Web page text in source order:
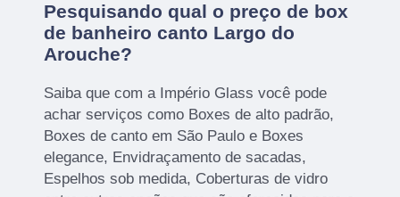
Pesquisando qual o preço de box
de banheiro canto Largo do
Arouche?
Saiba que com a Império Glass você pode
achar serviços como Boxes de alto padrão,
Boxes de canto em São Paulo e Boxes
elegance, Envidraçamento de sacadas,
Espelhos sob medida, Coberturas de vidro